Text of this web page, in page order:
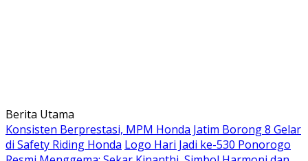
Langsung
ke
konten
Berita Utama
Konsisten Berprestasi, MPM Honda Jatim Borong 8 Gelar
di Safety Riding Honda Logo Hari Jadi ke-530 Ponorogo